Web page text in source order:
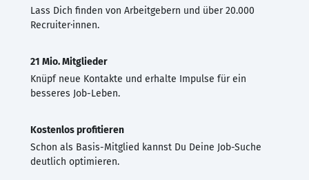
Lass Dich finden von Arbeitgebern und über 20.000
Recruiter·innen.
21 Mio. Mitglieder
Knüpf neue Kontakte und erhalte Impulse für ein
besseres Job-Leben.
Kostenlos profitieren
Schon als Basis-Mitglied kannst Du Deine Job-Suche
deutlich optimieren.